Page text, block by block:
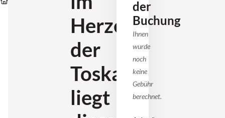
Certaldo
(IT0361-
2)
Herzen
der
Toskana
liegt
der
Buchung
Ihnen
wurde
noch
keine
Gebühr
berechnet.